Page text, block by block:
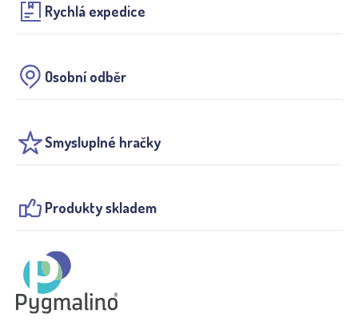
Rychlá expedice
Osobní odběr
Smysluplné hračky
Produkty skladem